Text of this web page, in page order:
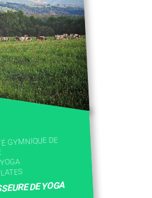
GYMNIQUE DE
DE YOGA